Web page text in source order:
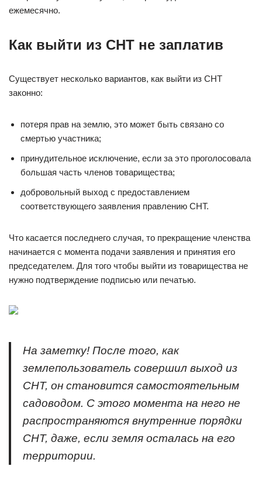
ежемесячно.
Как выйти из СНТ не заплатив
Существует несколько вариантов, как выйти из СНТ
законно:
потеря прав на землю, это может быть связано со
смертью участника;
принудительное исключение, если за это проголосовала
большая часть членов товарищества;
добровольный выход с предоставлением
соответствующего заявления правлению СНТ.
Что касается последнего случая, то прекращение членства
начинается с момента подачи заявления и принятия его
председателем. Для того чтобы выйти из товарищества не
нужно подтверждение подписью или печатью.
На заметку! После того, как
землепользователь совершил выход из
СНТ, он становится самостоятельным
садоводом. С этого момента на него не
распространяются внутренние порядки
СНТ, даже, если земля осталась на его
территории.